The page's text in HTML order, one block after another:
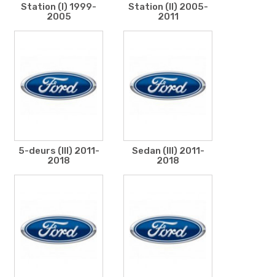
Station (I) 1999-
2005
Station (II) 2005-
2011
5-deurs (III) 2011-
2018
Sedan (III) 2011-
2018